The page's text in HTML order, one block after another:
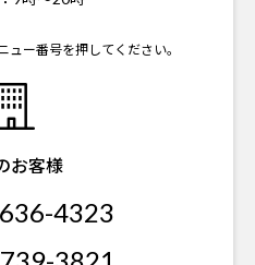
ー番号を押してください。
お客様
4323